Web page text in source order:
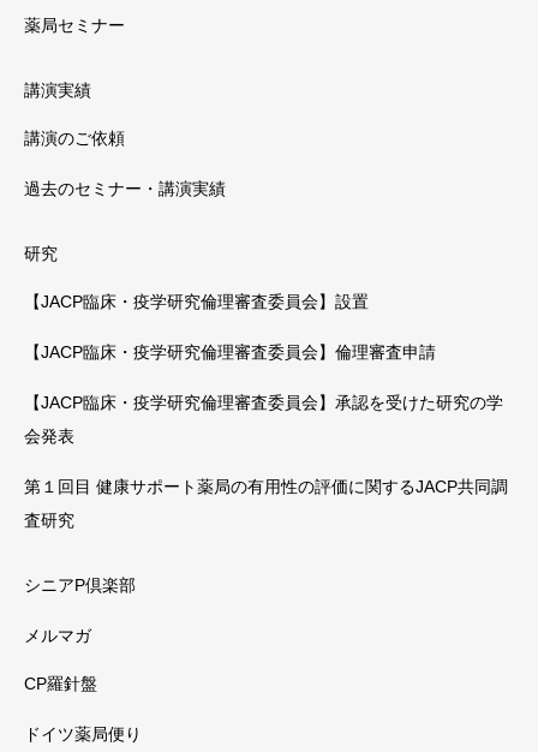
薬局セミナー
講演実績
講演のご依頼
過去のセミナー・講演実績
研究
【JACP臨床・疫学研究倫理審査委員会】設置
【JACP臨床・疫学研究倫理審査委員会】倫理審査申請
【JACP臨床・疫学研究倫理審査委員会】承認を受けた研究の学
会発表
第１回目 健康サポート薬局の有用性の評価に関するJACP共同調
査研究
シニアP倶楽部
メルマガ
CP羅針盤
ドイツ薬局便り